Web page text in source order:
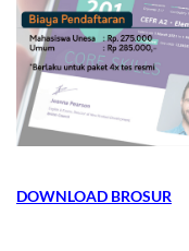
DOWNLOAD BROSUR